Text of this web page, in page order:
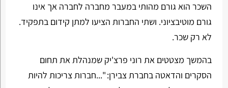
השכר הוא גורם מהותי במעבר מחברה לחברה אך אינו
גורם מוטיבציוני. ושתי החברות הציעו למתן קידום בתפקיד.
לא רק שכר.
בהמשך מצטטים את רוני פרצ'יק שמנהלת את תחום
הסקרים והדאטה בחברת צבירן: "...חברות צריכות להיות